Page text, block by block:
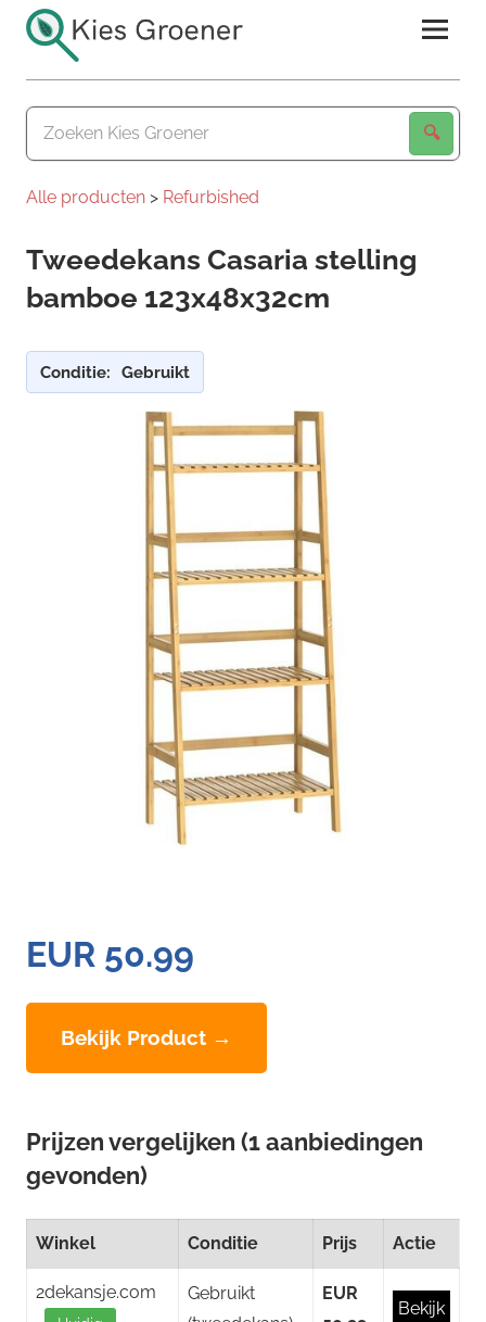
naar
inhoudKies
Groener
Alle producten > Refurbished
Tweedekans Casaria stelling
bamboe 123x48x32cm
Conditie: Gebruikt
EUR 50.99
Bekijk Product →
Prijzen vergelijken (1 aanbiedingen
gevonden)
Winkel Conditie Prijs Actie
2dekansje.com
Gebruikt
EUR
Bekijk